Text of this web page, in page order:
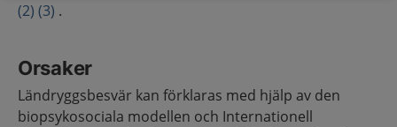
(2) (3) .
Orsaker
Ländryggsbesvär kan förklaras med hjälp av den
biopsykosociala modellen och Internationell